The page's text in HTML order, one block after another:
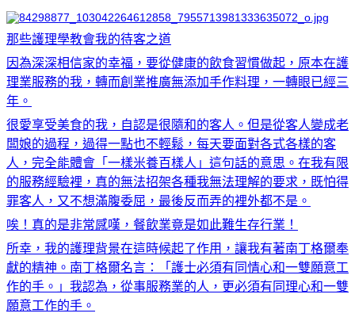
那些護理學教會我的待客之道
因為深深相信家的幸福，要從健康的飲食習慣做起，原本在護
理業服務的我，轉而創業推廣無添加手作料理，一轉眼已經三
年。
很愛享受美食的我，自認是很隨和的客人。但是從客人變成老
闆娘的過程，過得一點也不輕鬆，每天要面對各式各樣的客
人，完全能體會「一樣米養百樣人」這句話的意思。在我有限
的服務經驗裡，真的無法招架各種我無法理解的要求，既怕得
罪客人，又不想滿腹委屈，最後反而弄的裡外都不是。
唉！真的是非常感嘆，餐飲業竟是如此難生存行業！
所幸，我的護理背景在這時候起了作用，讓我有著南丁格爾奉
獻的精神。南丁格爾名言：「護士必須有同情心和一雙願意工
作的手。」我認為，從事服務業的人，更必須有同理心和一雙
願意工作的手。